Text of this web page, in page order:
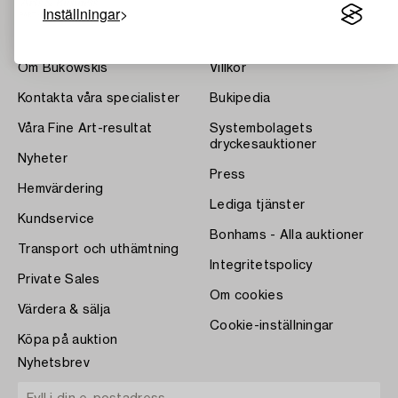
Inställningar
Om Bukowskis
Kontakta våra specialister
Våra Fine Art-resultat
Nyheter
Hemvärdering
Kundservice
Transport och uthämtning
Private Sales
Värdera & sälja
Köpa på auktion
Villkor
Bukipedia
Systembolagets
dryckesauktioner
Press
Lediga tjänster
Bonhams - Alla auktioner
Integritetspolicy
Om cookies
Cookie-inställningar
Nyhetsbrev